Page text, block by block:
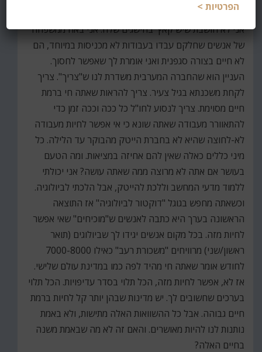
אוגוסט 20, 2021 בשעה 3:27 pm
אני לא חושבת שיש קאץ' בהישגים שלה. אני באה ממשפחה
של אנשים שחלקם עבדו בעבודות לא מכניסות במיוחד, הם
לא חיים בצורה סגפנית ואני אומרת לך שאפשר לחסוך.
העניין הוא שהחברה המערבית משדרת לנו ש"צריך". צריך
לקחת משכנתא בגיל צעיר. צריך להראות שאתה חי ברמת
חיים מסוימת. צריך לנסוע לחו"ל כל ככה וככה זמן כדי
להתאוורר מעבודה שאתה שונא כי אי אפשר לחיות מעבודה
לא-לחוצה שהיא לא בחברת הייטק מהבוקר עד הלילה. כל
מיני כללים כאלה שאין להם אחיזה במציאות. ומה הטעם
בעושר אם אתה לא מרוצה ממה שאתה עושה? אני יכולתי
ללמוד מדעי המחשב וללכת להייטק, אבל הלכתי לביולוגיה.
וכשאתה מחפש בגוגל "דוקטור לביולוגיה" אז התוצאה
הראשונה בערך היא כתבה לאנשים ש"מוכיחים" שאי אפשר
לחיות מזה. בכל מקום אנשים יגידו לך שביולוגים (תואר
ראשון/שני) מרוויחים "משכורת רעב" כאילו 7000-8000
לחודש אומר שאתה חי מהיד לפה כמו במדינת עולם שלישי.
אז לא, אפשר לחיות מזה, הכל תלוי בסדר עדיפויות. הכל תלוי
בערכים שחשובים לך. יש מדינות שבהן יותר קל לחיות ברמת
חיים גבוהה. אבל כל ההשוואות האלה מתישות, ולא באמת
נותנות לנו להיות מאושרים. והאם זה לא מה שבאמת משנה
בחיים האלה?
הפרטיות >